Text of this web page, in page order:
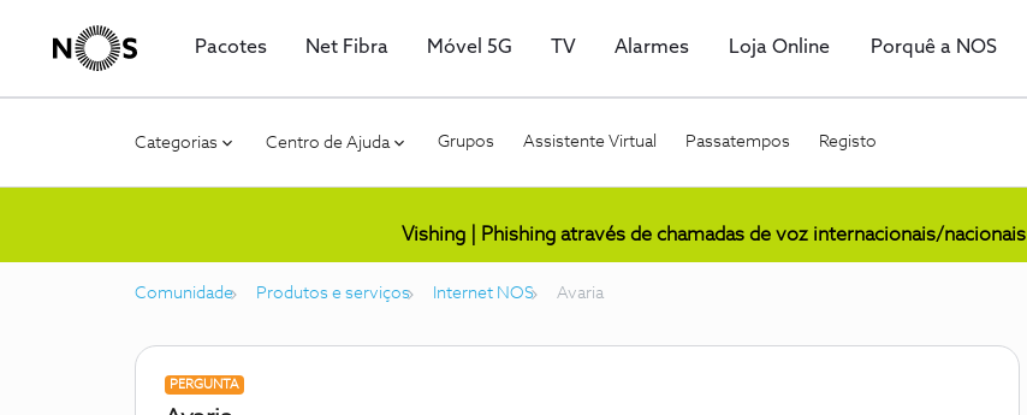
Pacotes Net Fibra Móvel 5G TV Alarmes Loja Online Porquê a NOS
Categorias Centro de Ajuda Grupos Assistente Virtual Passatempos Registo
Vishing | Phishing através de chamadas de voz internacionais/nacionais
Comunidade Produtos e serviços Internet NOS Avaria
PERGUNTA